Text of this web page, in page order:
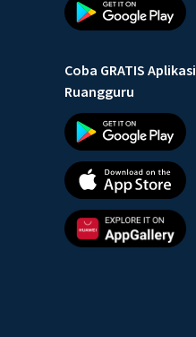
Coba GRATIS Aplikasi
Ruangguru